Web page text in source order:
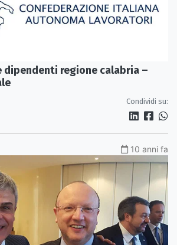
dipendenti regione calabria –
Condividi su:
10 anni fa